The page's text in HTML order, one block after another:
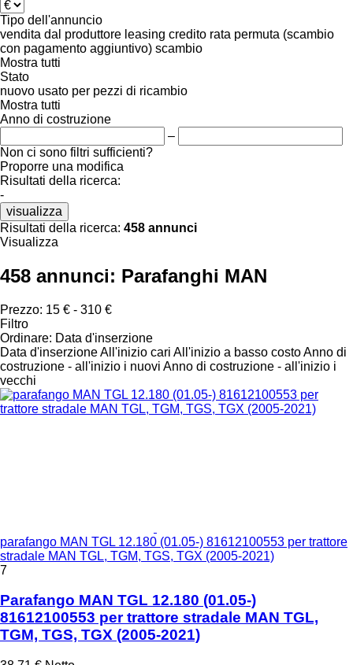
Tipo dell'annuncio
vendita dal produttore leasing credito rata permuta (scambio
con pagamento aggiuntivo) scambio
Mostra tutti
Stato
nuovo usato per pezzi di ricambio
Mostra tutti
Anno di costruzione
–
Non ci sono filtri sufficienti?
Proporre una modifica
Risultati della ricerca:
-
visualizza
Risultati della ricerca: 458 annunci
Visualizza
458 annunci: Parafanghi MAN
Prezzo: 15 € - 310 €
Filtro
Ordinare: Data d'inserzione
Data d'inserzioneAll'inizio cari All'inizio a basso costoAnno di
costruzione - all'inizio i nuovi Anno di costruzione - all'inizio i
vecchi
parafango MAN TGL 12.180 (01.05-) 81612100553 per trattore
stradale MAN TGL, TGM, TGS, TGX (2005-2021)
7
Parafango MAN TGL 12.180 (01.05-)
81612100553 per trattore stradale MAN TGL,
TGM, TGS, TGX (2005-2021)